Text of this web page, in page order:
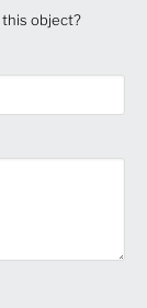
this object?